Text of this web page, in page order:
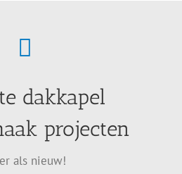
dakkapel
projecten
als nieuw!